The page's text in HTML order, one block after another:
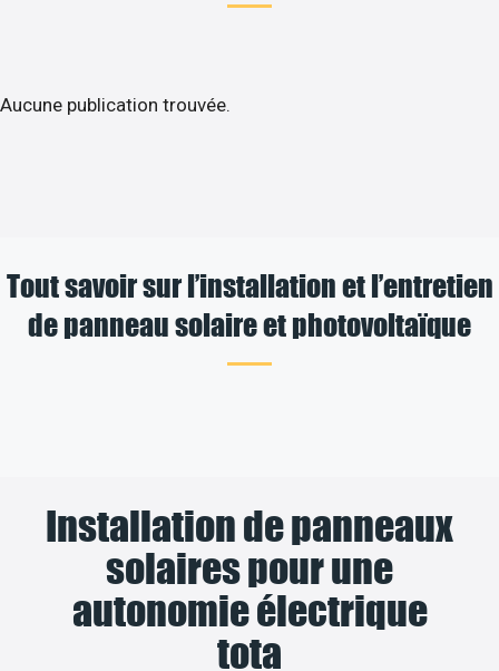
Aucune publication trouvée.
Tout savoir sur l’installation et l’entretien
de panneau solaire et photovoltaïque
Installation de panneaux
solaires pour une
autonomie électrique
tota